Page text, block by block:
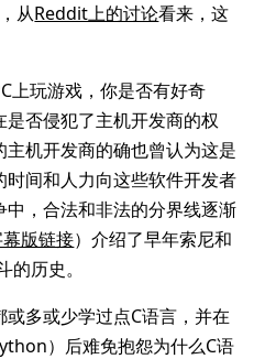
从Reddit上的讨论看来，这
上玩游戏，你是否有好奇
否侵犯了主机开发商的权
机开发商的确也曾认为这是
间和人力向这些软件开发者
，合法和非法的分界线逐渐
版链接）介绍了早年索尼和
历史。
多或少学过点C语言，并在
）后难免抱怨为什么C语